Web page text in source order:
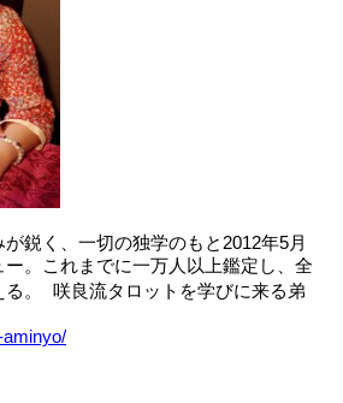
鋭く、一切の独学のもと2012年5月
。これまでに一万人以上鑑定し、全
る。 咲良流タロットを学びに来る弟
aminyo/